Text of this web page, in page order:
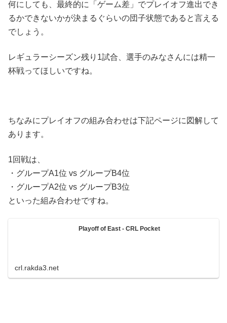
何にしても、最終的に「ゲーム差」でプレイオフ進出でき
るかできないかが決まるぐらいの団子状態であると言える
でしょう。
レギュラーシーズン残り1試合、選手のみなさんには精一
杯戦ってほしいですね。
ちなみにプレイオフの組み合わせは下記ページに図解して
あります。
1回戦は、
・グループA1位 vs グループB4位
・グループA2位 vs グループB3位
といった組み合わせですね。
Playoff of East - CRL Pocket
crl.rakda3.net